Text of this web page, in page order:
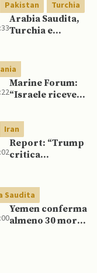
Pakistan Turchia
Arabia Saudita,
Turchia e
reciproca
Marine Forum:
“Israele riceve
sottomarino INS
Drakon dopo 14
anni”
Iran
Report: “Trump
critica
munizioni in
guerra con
l’Iran”
Saudita
Yemen conferma
almeno 30 morti